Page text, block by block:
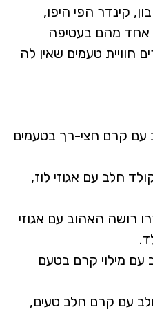
קינדר הפי היפו,
אחד מהם בעטיפה
חוויית טעמים שאין לה
עם קרם חצי-רך בטעמים
חלב עם אגוזי לוז,
רושה האהוב עם אגוזי
עם מילוי קרם בטעם
עם קרם חלב טעים,